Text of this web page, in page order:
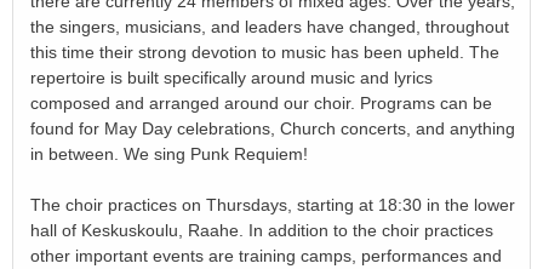
the singers, musicians, and leaders have changed, throughout
this time their strong devotion to music has been upheld. The
repertoire is built specifically around music and lyrics
composed and arranged around our choir. Programs can be
found for May Day celebrations, Church concerts, and anything
in between. We sing Punk Requiem!
The choir practices on Thursdays, starting at 18:30 in the lower
hall of Keskuskoulu, Raahe. In addition to the choir practices
other important events are training camps, performances and